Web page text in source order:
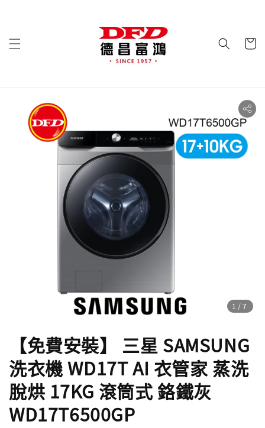
1 /7
【免費安裝】 三星 SAMSUNG
洗衣機 WD17T AI 衣管家 蒸洗
脫烘 17KG 滾筒式 鉻鐵灰
WD17T6500GP